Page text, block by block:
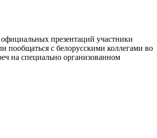
презентаций участники
пообщаться с белорусскими коллегами во
на специально организованном